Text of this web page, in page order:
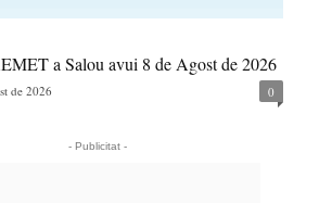
a Salou avui 8 de Agost de 2026
de 2026 0
- Publicitat -